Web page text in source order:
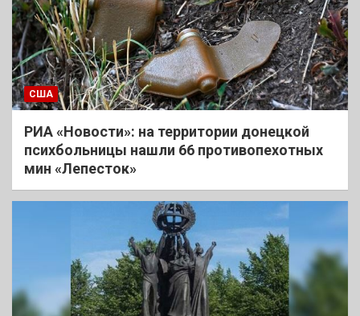
США
РИА «Новости»: на территории донецкой
психбольницы нашли 66 противопехотных
мин «Лепесток»